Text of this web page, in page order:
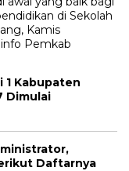
1 Kabupaten
Dimulai
Daftarnya